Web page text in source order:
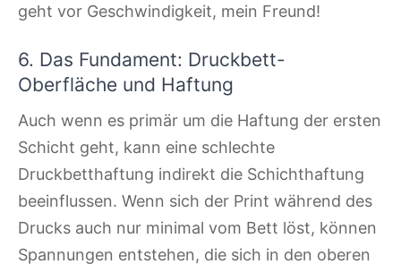
geht vor Geschwindigkeit, mein Freund!
6. Das Fundament: Druckbett-
Oberfläche und Haftung
Auch wenn es primär um die Haftung der ersten
Schicht geht, kann eine schlechte
Druckbetthaftung indirekt die Schichthaftung
beeinflussen. Wenn sich der Print während des
Drucks auch nur minimal vom Bett löst, können
Spannungen entstehen, die sich in den oberen